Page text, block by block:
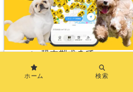
部屋食プランあり
プライベートドッグラ
わんこメニューあり
超大型犬まで
岡山県
ホーム 検索